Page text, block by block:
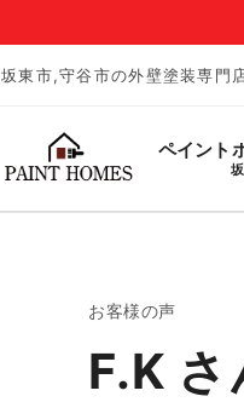
坂東市,守谷市の外壁塗装専門
ペイント
お客様の声
F.K さ